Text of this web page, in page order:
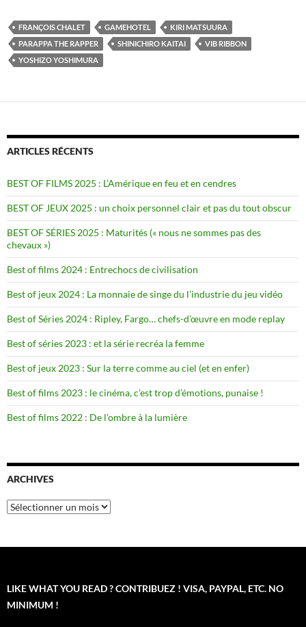
FRANÇOIS CHALET GAMEHOTEL
KIRI MATSUURA
PARAPPA THE RAPPER
SHINICHIRO KAITAI
VIB RIBBON
YOSHIZO YOSHIMURA
ARTICLES RÉCENTS
BEST OF FILMS 2025 : L’Amérique en feu et en cendres
BEST OF JEUX 2025 : un choix personnel clair et pas du tout obscur
BEST OF SÉRIES 2025 : Maturités (« nous ne sommes pas des
chevaux »)
Best of films 2024 : Entrechocs de civilisation
Best of jeux 2024 : La monnaie de singe du l’industrie du jeu vidéo
Best of Séries 2024 : Ripley, Fargo… chefs-d’œuvre en mode replay
Best of séries 2023 : et la série recréa la femme
Best of jeux 2023 : Sur la terre comme au ciel (et en enfer)
Best of films 2023 : le cinéma, c’est trop d’émotions, punaise !
Best of films 2022 : De l’ombre à la lumière
ARCHIVES
Archives
LIKE WHAT YOU READ ? CONTRIBUEZ ! VISA, PAYPAL, ETC. NO
MINIMUM !